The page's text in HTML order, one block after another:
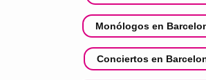
Monólogos en
Conciertos en